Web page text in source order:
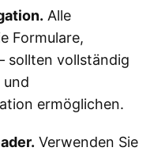
Alle
Formulare,
sollten vollständig
und
ermöglichen.
Verwenden Sie